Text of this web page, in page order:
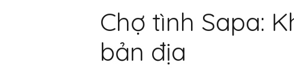
Chợ tình Sapa:
bản địa